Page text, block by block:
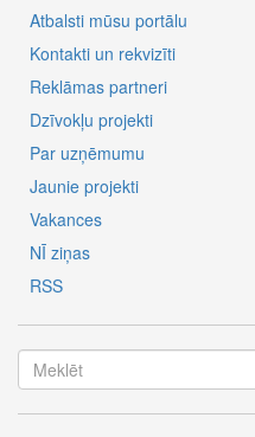
Atbalsti mūsu portālu
Kontakti un rekvizīti
Reklāmas partneri
Dzīvokļu projekti
Par uzņēmumu
Jaunie projekti
Vakances
NĪ ziņas
RSS